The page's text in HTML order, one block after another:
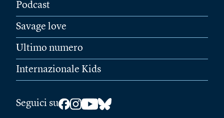
Podcast
Savage love
Ultimo numero
Internazionale Kids
Seguici su